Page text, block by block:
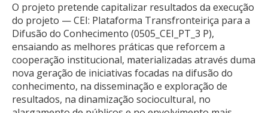
O projeto pretende capitalizar resultados da execução
do projeto — CEI: Plataforma Transfronteiriça para a
Difusão do Conhecimento (0505_CEI_PT_3 P),
ensaiando as melhores práticas que reforcem a
cooperação institucional, materializadas através duma
nova geração de iniciativas focadas na difusão do
conhecimento, na disseminação e exploração de
resultados, na dinamização sociocultural, no